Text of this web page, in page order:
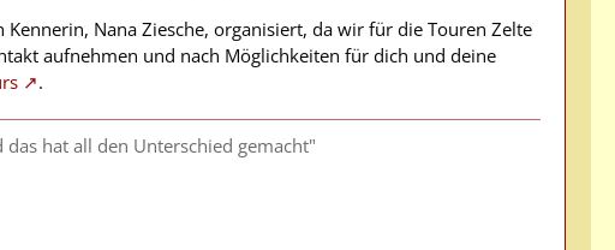
Nana Ziesche, organisiert, da wir für die Touren Zelte
aufnehmen und nach Möglichkeiten für dich und deine
.
hat all den Unterschied gemacht"